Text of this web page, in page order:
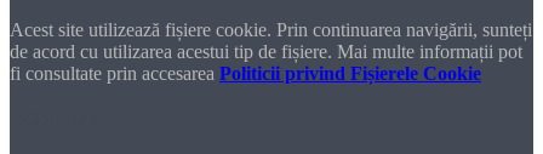
Acest site utilizează fișiere cookie. Prin continuarea navigării, sunteți
de acord cu utilizarea acestui tip de fișiere. Mai multe informații pot
fi consultate prin accesarea Politicii privind Fișierele Cookie